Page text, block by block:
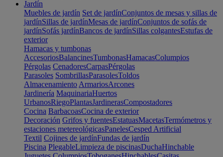
Jardín
Muebles de jardín Set de jardínConjuntos de mesas y sillas de
jardínSillas de jardínMesas de jardínConjuntos de sofás de
jardínSofás jardínBancos de jardínSillas colgantesEstufas de
exterior
Hamacas y tumbonas
AccesoriosBalancinesTumbonasHamacasColumpios
Pérgolas CenadoresCarpasPérgolas
Parasoles SombrillasParasolesToldos
Almacenamiento ArmariosArcones
Jardinería MaquinariaHuertos
UrbanosRiegoPlantasJardinerasCompostadores
Cocina BarbacoasCocina de exterior
Decoración Grifos y fuentesEstatuasMacetasTermómetros y
estaciones metereológicasPanelesCesped Artificial
Textil Cojines de jardínFundas de jardín
Piscina PlegableLimpieza de piscinasDuchaHinchable